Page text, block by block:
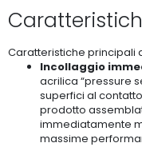
Caratteristiche principali
Incollaggio
acrilica “pressure
superfici al
prodotto
immediatamente
massime